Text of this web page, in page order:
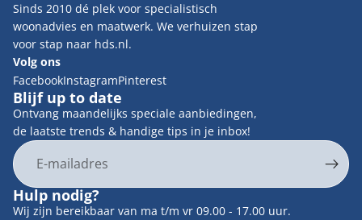
Sinds 2010 dé plek voor specialistisch
woonadvies en maatwerk. We verhuizen stap
voor stap naar hds.nl.
Volg ons
FacebookInstagramPinterest
Blijf up to date
Ontvang maandelijks speciale aanbiedingen,
de laatste trends & handige tips in je inbox!
E-mail
Hulp nodig?
Wij zijn bereikbaar van ma t/m vr 09.00 - 17.00 uur.
Contactgegevens